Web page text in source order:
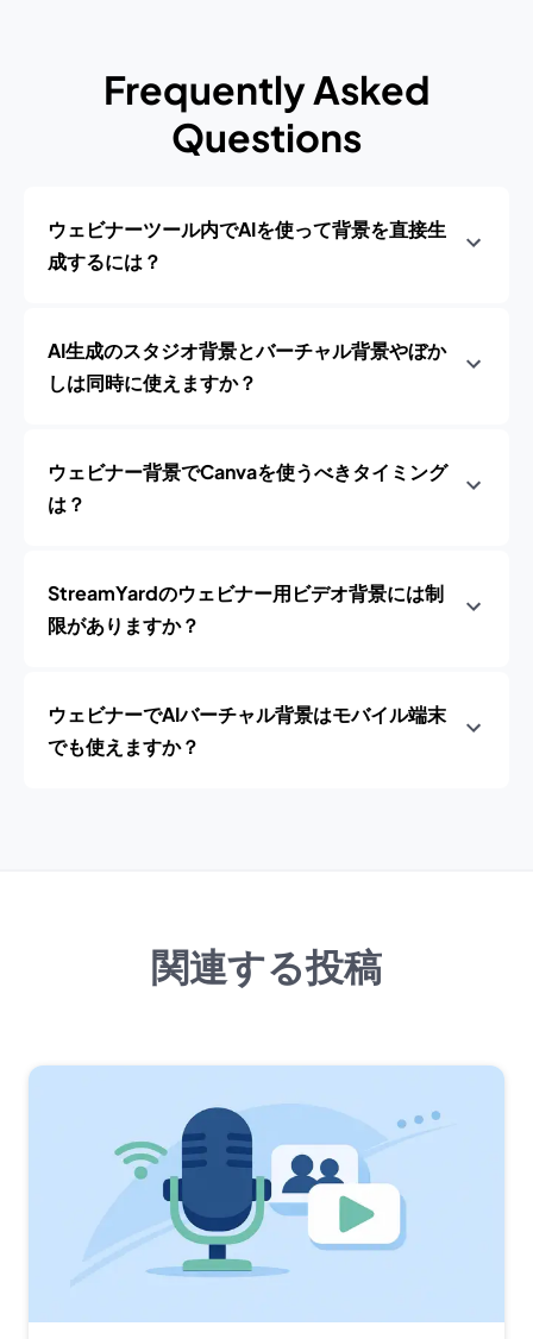
Frequently Asked
Questions
ウェビナーツール内でAIを使って背景を直接生
成するには？
AI生成のスタジオ背景とバーチャル背景やぼか
しは同時に使えますか？
ウェビナー背景でCanvaを使うべきタイミング
は？
StreamYardのウェビナー用ビデオ背景には制
限がありますか？
ウェビナーでAIバーチャル背景はモバイル端末
でも使えますか？
関連する投稿